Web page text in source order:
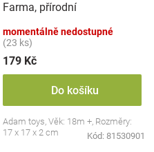
Farma, přírodní
momentálně nedostupné
(23 ks)
179 Kč
Do košíku
Adam toys, Věk: 18m +, Rozměry:
17 x 17 x 2 cm
Kód: 81530901